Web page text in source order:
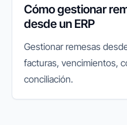
Cómo gestionar
desde un ERP
Gestionar remesas
facturas, vencimientos,
conciliación.